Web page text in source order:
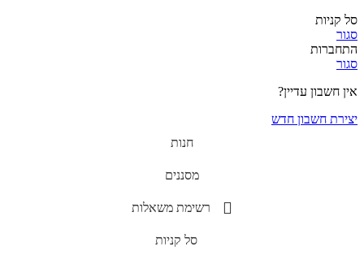
סל קניות
סגור
התחברות
סגור
אין חשבון עדיין?
יצירת חשבון חדש
חנות
מסננים
רשימת משאלות
סל קניות